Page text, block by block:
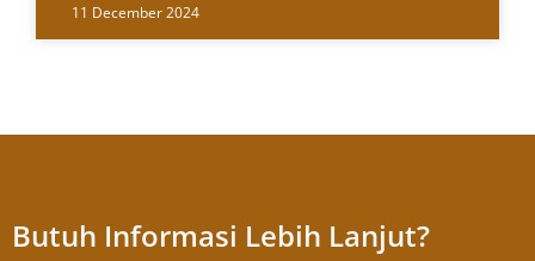
11 December 2024
Butuh Informasi Lebih Lanjut?